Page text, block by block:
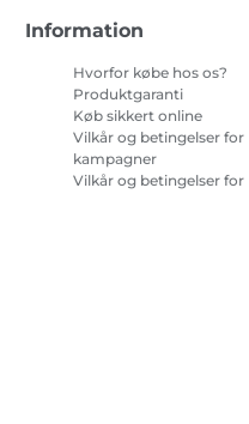
Information
Hvorfor købe hos os?
Produktgaranti
Køb sikkert online
Vilkår og betingelser for
kampagner
Vilkår og betingelser for